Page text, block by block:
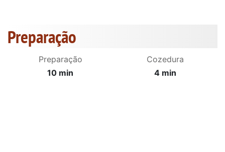
Preparação
Preparação
10 min
Cozedura
4 min